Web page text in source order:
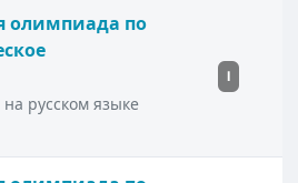
олимпиада по
русском языке
I